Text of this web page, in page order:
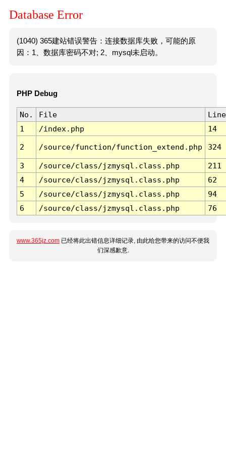
Database Error
(1040) 365建站错误警告：连接数据库失败，可能的原
因：1、数据库密码不对; 2、mysql未启动。
PHP Debug
No. File
Line
1
/index.php 14
2 /source/function/function_extend.php 324
3 /source/class/jzmysql.class.php
211
4
/source/class/jzmysql.class.php
62
5
/source/class/jzmysql.class.php
94
6
/source/class/jzmysql.class.php 76
www.365jz.com 已经将此出错信息详细记录, 由此给您带来的访问不便我
们深感歉意.